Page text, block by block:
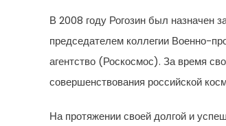
В 2008 году Рогозин был назначен
председателем коллегии Военно-
агентство (Роскосмос). За время
совершенствования российской
На протяжении своей долгой и